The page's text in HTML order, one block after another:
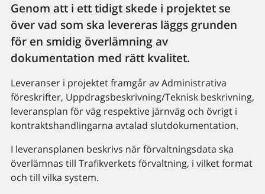
Genom att i ett tidigt skede i projektet se
över vad som ska levereras läggs grunden
för en smidig överlämning av
dokumentation med rätt kvalitet.
Leveranser i projektet framgår av Administrativa
föreskrifter, Uppdragsbeskrivning/Teknisk beskrivning,
leveransplan för väg respektive järnväg och övrigt i
kontraktshandlingarna avtalad slutdokumentation.
I leveransplanen beskrivs när förvaltningsdata ska
överlämnas till Trafikverkets förvaltning, i vilket format
och till vilka system.